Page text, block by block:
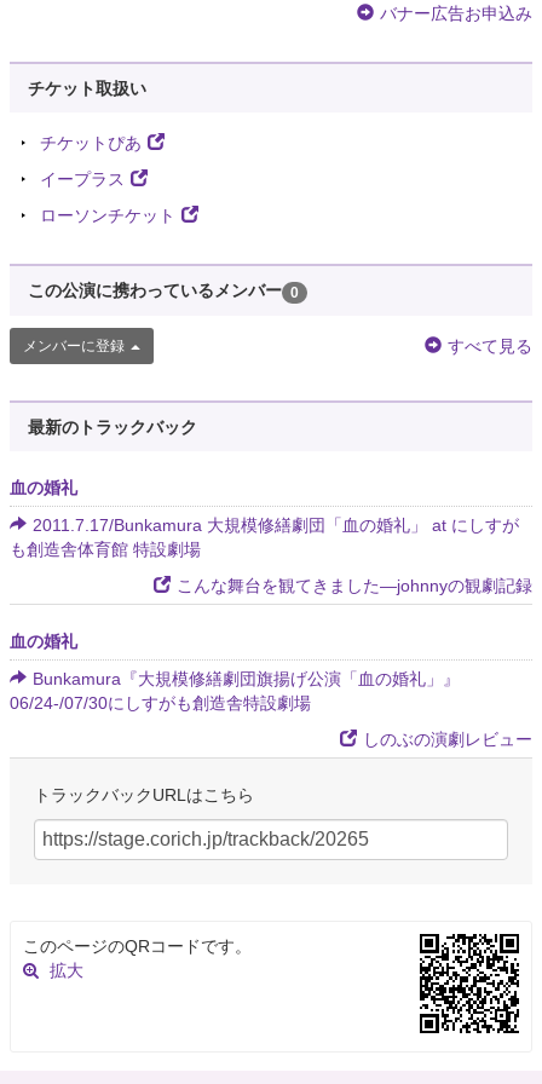
バナー広告お申込み
チケット取扱い
チケットぴあ
イープラス
ローソンチケット
この公演に携わっているメンバー 0
メンバーに登録 すべて見る
最新のトラックバック
血の婚礼
2011.7.17/Bunkamura 大規模修繕劇団「血の婚礼」 at にしすが
も創造舎体育館 特設劇場
こんな舞台を観てきました―johnnyの観劇記録
血の婚礼
Bunkamura『大規模修繕劇団旗揚げ公演「血の婚礼」』
06/24-/07/30にしすがも創造舎特設劇場
しのぶの演劇レビュー
トラックバックURLはこちら
このページのQRコードです。
拡大